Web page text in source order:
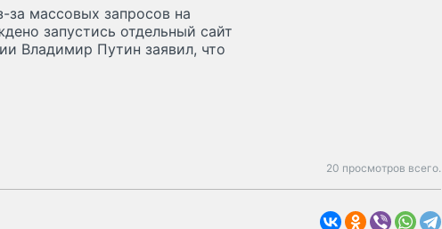
за массовых запросов на
запустись отдельный сайт
Владимир Путин заявил, что
20 просмотров всего.